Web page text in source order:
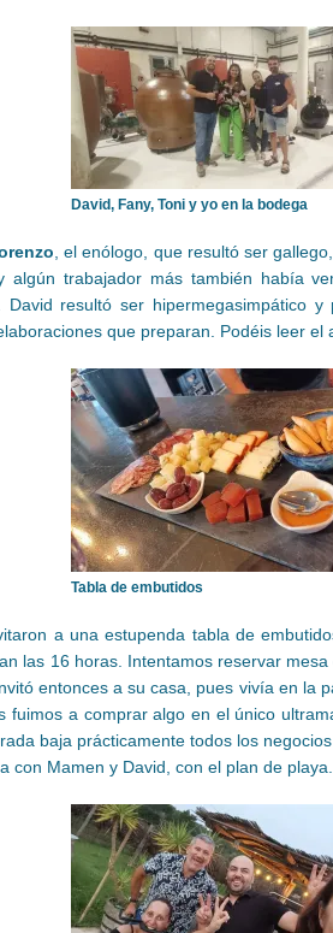
David, Fany, Toni y yo en la bodega
, el enólogo, que resultó ser
algún trabajador más también había
David resultó ser hipermegasimpático
que preparan. Podéis leer
Tabla de embutidos
a una estupenda tabla de
las 16 horas. Intentamos reservar
entonces a su casa, pues vivía en la
fuimos a comprar algo en el único
baja prácticamente todos los
con Mamen y David, con el plan de playa.